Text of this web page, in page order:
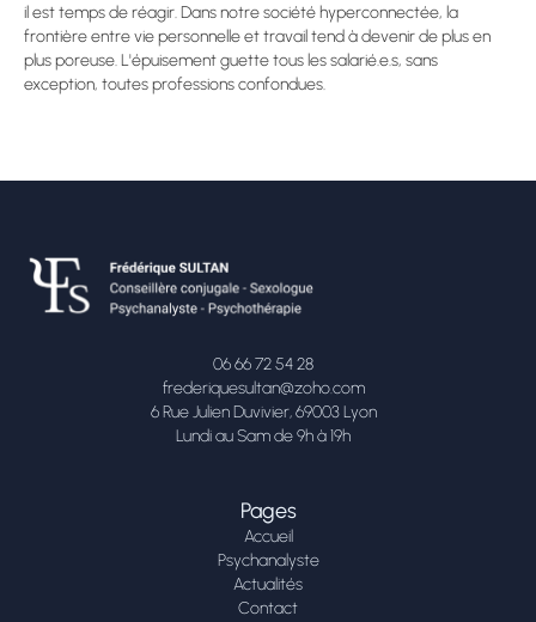
il est temps de réagir. Dans notre société hyperconnectée, la
frontière entre vie personnelle et travail tend à devenir de plus en
plus poreuse. L'épuisement guette tous les salarié.e.s, sans
exception, toutes professions confondues.
06 66 72 54 28
frederiquesultan@zoho.com
6 Rue Julien Duvivier, 69003 Lyon
Lundi au Sam de 9h à 19h
Pages
Accueil
Psychanalyste
Actualités
Contact